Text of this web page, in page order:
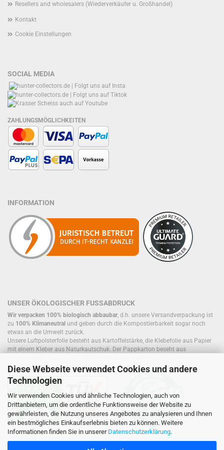
Diese Webseite verwendet Cookies und andere
Technologien
Wir verwenden Cookies und ähnliche Technologien, auch von
Drittanbietern, um die ordentliche Funktionsweise der Website zu
gewährleisten, die Nutzung unseres Angebotes zu analysieren und Ihnen
ein bestmögliches Einkaufserlebnis bieten zu können. Weitere
Informationen finden Sie in unserer Datenschutzerklärung.
Resellers and wholesalers (Wiederverkäufer u. Großhandel)
Kontakt
Cookie Einstellungen
SOCIAL MEDIA
ZAHLUNGSMÖGLICHKEITEN
INFORMATION
UNSER ÖKOLOGISCHER FUSSABDRUCK
Wir verpacken 100% biologisch abbaubar, d.h. unsere Versandverpackung ist
zu 100% Klimaneutral und geben durch die Kompostierbarkeit sogar noch
etwas an die Umwelt zurück.
Unsere Luftpolsterfolie besteht aus Kartoffelstärke, die Klebefolie aus Papier
mit einem Kleber aus Naturkautschuk. Der Pappkarton beseht aus
Füllmaterial, bereits im Kreislauf befinden.